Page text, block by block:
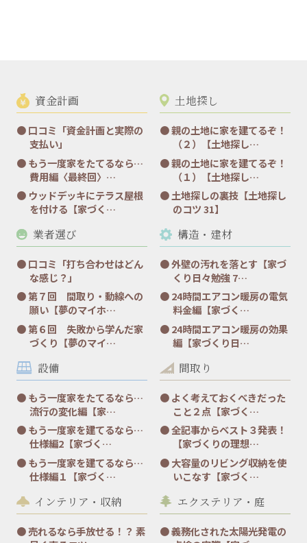
資金計画
口コミ「資金計画と実際の
支払い」
もう一度家をたてるなら…
費用編〈最終回〉…
ウッドデッキにテラス屋根
を付ける【家づく…
土地探し
親の土地に家を建てるぞ！
（２）【土地探し…
親の土地に家を建てるぞ！
（１）【土地探し…
土地探しの裏技【土地探し
のコツ 31】
業者選び
口コミ「打ち合わせはどん
な感じ？」
第７回 間取り・動線への
願い【夢のマイホ…
第６回 失敗から学んだ家
づくり【夢のマイ…
構造・建材
外壁の汚れを落とす【家づ
くり日々勉強 7…
24時間エアコン暖房の電気
料金編【家づく…
24時間エアコン暖房の効果
編【家づくり日…
設備
もう一度家をたてるなら…
流行の変化編【家…
もう一度家を建てるなら…
仕様編2【家づく…
もう一度家を建てるなら…
仕様編１【家づく…
間取り
よく考えておくべきだった
こと２点【家づく…
全記事からベスト３発表！
【家づくりの理想…
大容量のリビング収納を使
いこなす【家づく…
インテリア・収納
売れるなら手放せる！？ 素
エクステリア・庭
義務化された太陽光発電の